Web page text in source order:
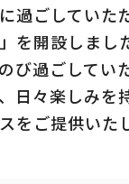
過ごしていた
を開設しま
び過ごして
日々楽しみ
をご提供いた